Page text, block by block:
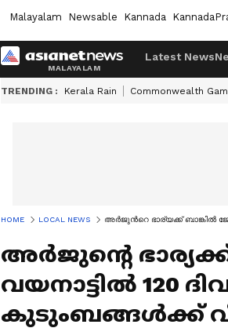
Malayalam Newsable Kannada
Latest News
TRENDING : Kerala Rain Commonwealth
HOME LOCAL NEWS അർജുന്‍റെ ഭാര്യക്ക് ബാങ്കിൽ
അർജുന്‍റെ
വയനാട്ടില്‍ 120
കുടുംബങ്ങൾക്ക്